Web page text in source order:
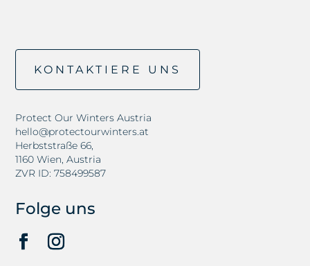
KONTAKTIERE UNS
Protect Our Winters Austria
hello@protectourwinters.at
Herbststraße 66,
1160 Wien, Austria
ZVR ID: 758499587
Folge uns